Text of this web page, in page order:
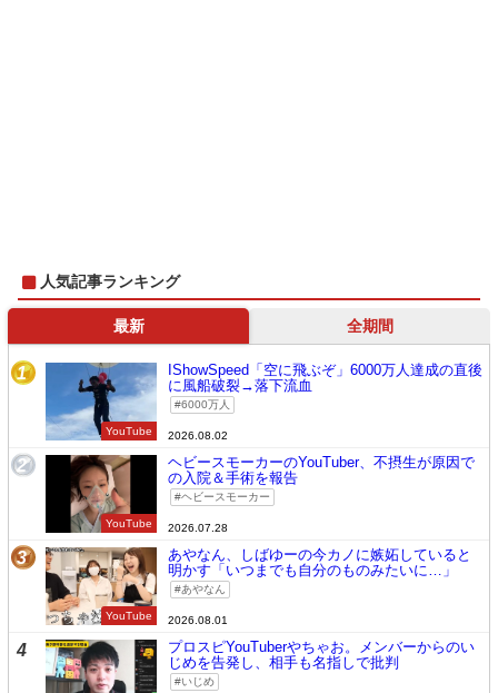
人気記事ランキング
最新 全期間
1
YouTube
IShowSpeed「空に飛ぶぞ」6000万人達成の直後
に風船破裂→落下流血
6000万人
2026.08.02
2
YouTube
ヘビースモーカーのYouTuber、不摂生が原因で
の入院＆手術を報告
ヘビースモーカー
2026.07.28
3
YouTube
あやなん、しばゆーの今カノに嫉妬していると
明かす「いつまでも自分のものみたいに…」
あやなん
2026.08.01
4
プロスピYouTuberやちゃお。メンバーからのい
じめを告発し、相手も名指しで批判
いじめ